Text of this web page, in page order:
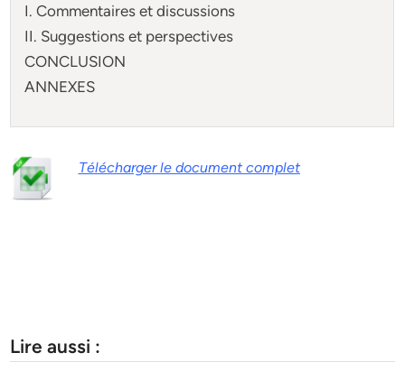
I. Commentaires et discussions
II. Suggestions et perspectives
CONCLUSION
ANNEXES
Télécharger le document complet
Lire aussi :